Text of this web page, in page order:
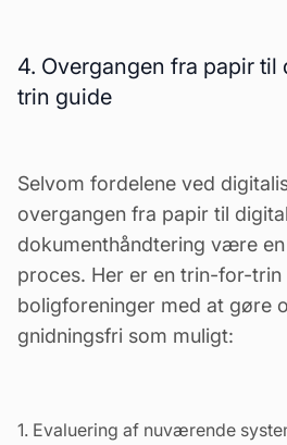
4. Overgangen fra papir
trin guide
Selvom fordelene ved
overgangen fra papir til digital
dokumenthåndtering være
proces. Her er en trin-for-
boligforeninger med at gøre
gnidningsfri som muligt:
1. Evaluering af nuværende